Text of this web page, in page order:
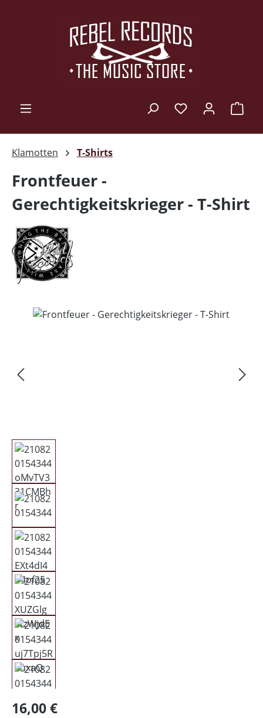
Klamotten T-Shirts
Frontfeuer -
Gerechtigkeitskrieger - T-Shirt
Bildergalerie überspringen
Regulärer Preis:
16,00 €